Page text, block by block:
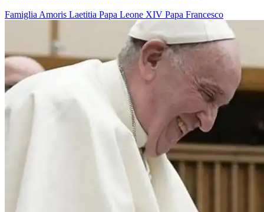
Famiglia Amoris Laetitia Papa Leone XIV Papa Francesco